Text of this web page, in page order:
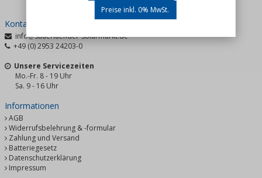
Kontakt
info@sauerlaender-solarmarkt.de
+49 (0) 2953 24203-0
Unsere Servicezeiten
Mo.-Fr. 8 - 19 Uhr
Sa. 9 - 16 Uhr
Informationen
AGB
Widerrufsbelehrung & -formular
Zahlung und Versand
Batteriegesetz
Datenschutzerklärung
Impressum
Preise inkl. 0% MwSt.